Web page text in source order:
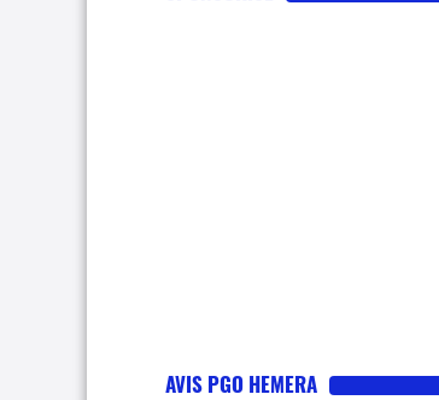
AVIS PGO HEMERA